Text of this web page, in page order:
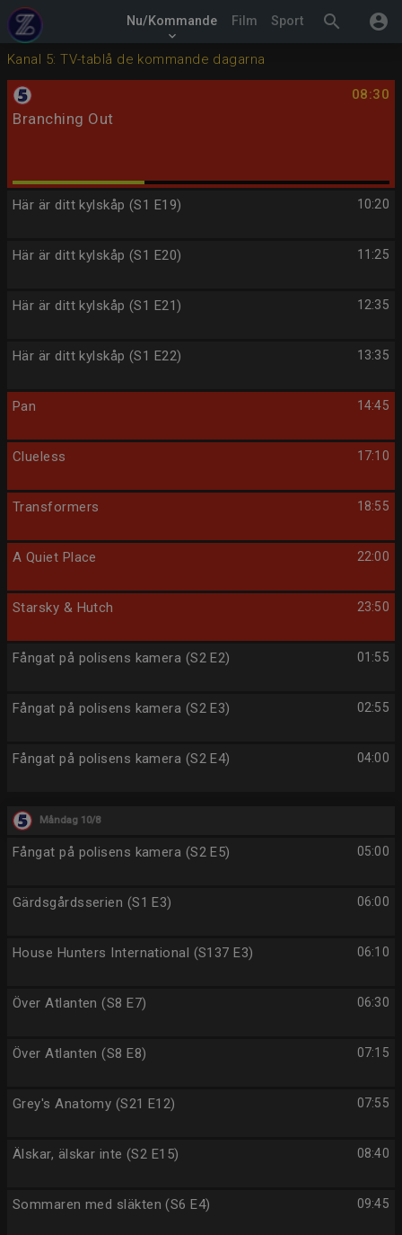
search account_circle
Nu/Kommande
keyboard_arrow_down
Film Sport
Kanal 5: TV-tablå de kommande dagarna
08:30
Branching Out
10:20
Här är ditt kylskåp (S1 E19)
11:25
Här är ditt kylskåp (S1 E20)
12:35
Här är ditt kylskåp (S1 E21)
13:35
Här är ditt kylskåp (S1 E22)
14:45
Pan
17:10
Clueless
18:55
Transformers
22:00
A Quiet Place
23:50
Starsky & Hutch
01:55
Fångat på polisens kamera (S2 E2)
02:55
Fångat på polisens kamera (S2 E3)
04:00
Fångat på polisens kamera (S2 E4)
Måndag 10/8
05:00
Fångat på polisens kamera (S2 E5)
06:00
Gärdsgårdsserien (S1 E3)
06:10
House Hunters International (S137 E3)
06:30
Över Atlanten (S8 E7)
07:15
Över Atlanten (S8 E8)
07:55
Grey's Anatomy (S21 E12)
08:40
Älskar, älskar inte (S2 E15)
09:45
Sommaren med släkten (S6 E4)